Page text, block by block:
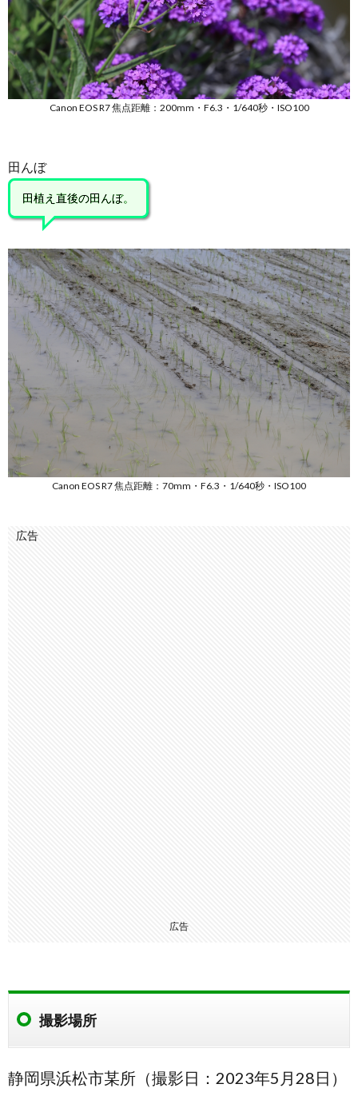
Canon EOS R7 焦点距離：200mm・F6.3・1/640秒・ISO100
田んぼ
田植え直後の田んぼ。
Canon EOS R7 焦点距離：70mm・F6.3・1/640秒・ISO100
広告
広告
撮影場所
静岡県浜松市某所（撮影日：2023年5月28日）